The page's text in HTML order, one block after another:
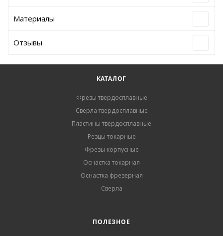
Материалы
Отзывы
КАТАЛОГ
Фрезы твердосплавные
Сверла твердосплавные
Пластины твердосплавные
Резцы токарные
Фрезы корпусные
Оснастка токарная
Оснастка фрезерная
Сверла
ПОЛЕЗНОЕ